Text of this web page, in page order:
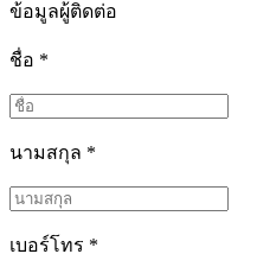
ข้อมูลผู้ติดต่อ
ชื่อ *
นามสกุล *
เบอร์โทร *